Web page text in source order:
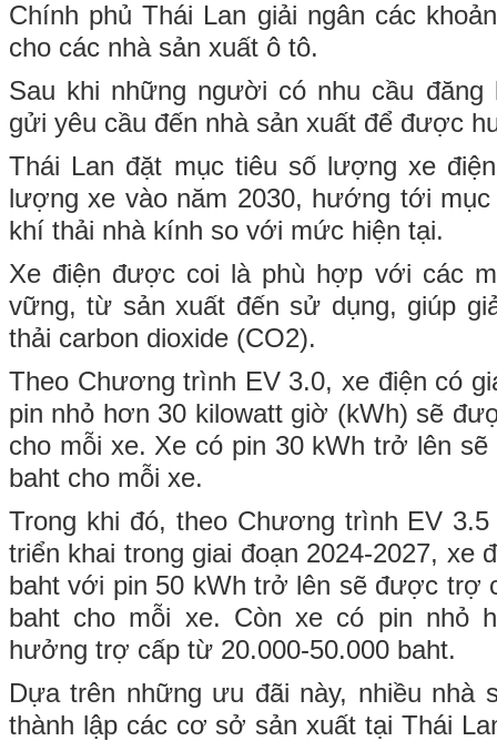
Chính phủ Thái Lan giải ngân các
cho các nhà sản xuất ô tô.
Sau khi những người có nhu cầu
gửi yêu cầu đến nhà sản xuất để được
Thái Lan đặt mục tiêu số lượng xe
lượng xe vào năm 2030, hướng tới
khí thải nhà kính so với mức hiện tại.
Xe điện được coi là phù hợp với các
vững, từ sản xuất đến sử dụng, giúp
thải carbon dioxide (CO2).
Theo Chương trình EV 3.0, xe điện có
pin nhỏ hơn 30 kilowatt giờ (kWh) sẽ
cho mỗi xe. Xe có pin 30 kWh trở lên
baht cho mỗi xe.
Trong khi đó, theo Chương trình EV
triển khai trong giai đoạn 2024-2027, xe
baht với pin 50 kWh trở lên sẽ được trợ
baht cho mỗi xe. Còn xe có pin nhỏ
hưởng trợ cấp từ 20.000-50.000 baht.
Dựa trên những ưu đãi này, nhiều nhà
thành lập các cơ sở sản xuất tại Thái